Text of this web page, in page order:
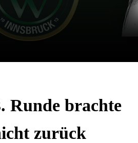
Runde brachte
zurück